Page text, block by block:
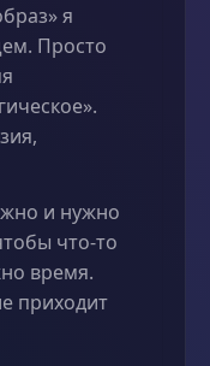
я
Просто
и нужно
что-то
время.
приходит